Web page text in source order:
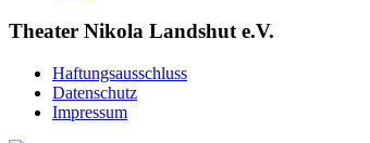
Theater Nikola Landshut e.V.
Haftungsausschluss
Datenschutz
Impressum